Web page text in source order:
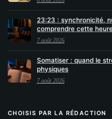
23:23 : synchronicité,
comprendre cette
7 août 2026
Somatiser : quand le
physiques
7 août 2026
CHOISIS PAR LA RÉDACTION